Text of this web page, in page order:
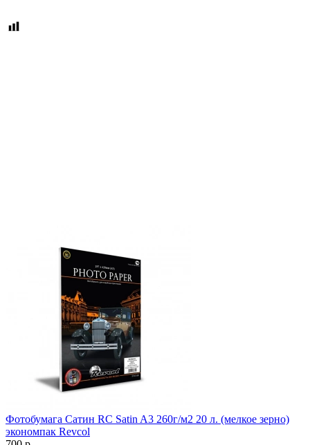
Фотобумага Сатин RC Satin A3 260г/м2 20 л. (мелкое зерно)
экономпак Revcol